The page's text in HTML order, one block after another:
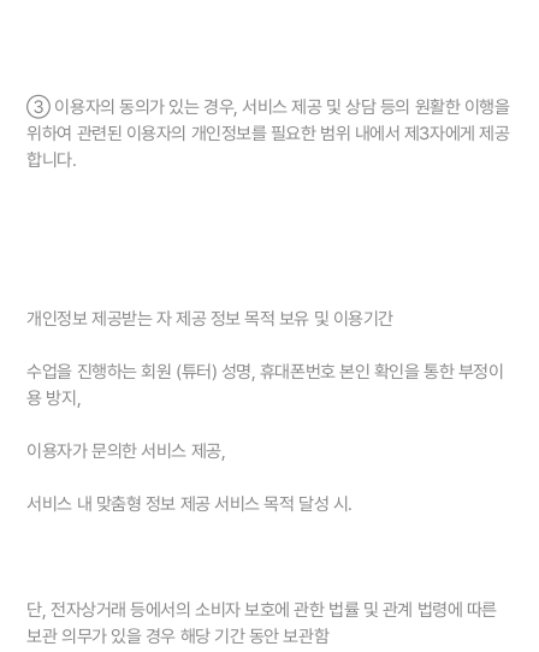
③ 이용자의 동의가 있는 경우, 서비스 제공 및 상담 등의 원활한 이행을
위하여 관련된 이용자의 개인정보를 필요한 범위 내에서 제3자에게 제공
합니다.
개인정보 제공받는 자 제공 정보 목적 보유 및 이용기간
수업을 진행하는 회원 (튜터) 성명, 휴대폰번호 본인 확인을 통한 부정이
용 방지,
이용자가 문의한 서비스 제공,
서비스 내 맞춤형 정보 제공 서비스 목적 달성 시.
단, 전자상거래 등에서의 소비자 보호에 관한 법률 및 관계 법령에 따른
보관 의무가 있을 경우 해당 기간 동안 보관함